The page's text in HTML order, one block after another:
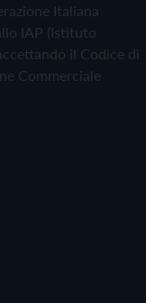
Italiana
IAP (Istituto
il Codice di
Commerciale